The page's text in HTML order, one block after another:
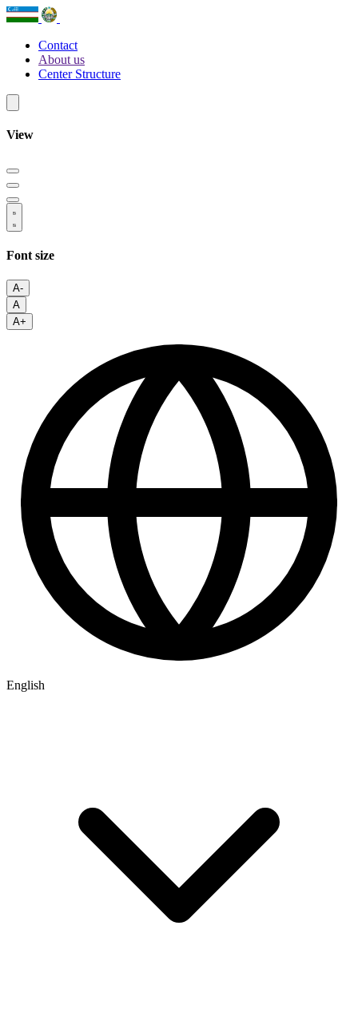
Contact
About us
Center Structure
View
Font size
A-
A
A+
English